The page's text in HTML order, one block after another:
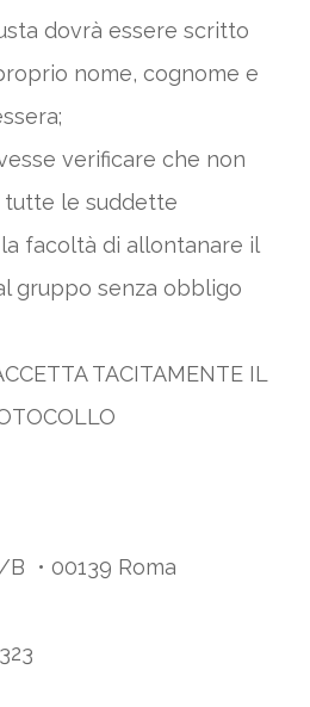
dovrà essere scritto
nome, cognome e
verificare che non
le suddette
facoltà di allontanare il
gruppo senza obbligo
TACITAMENTE IL
• 00139 Roma